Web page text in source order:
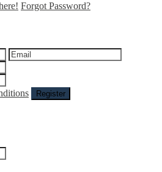
Forgot Password?
Register